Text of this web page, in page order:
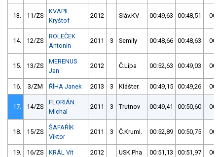
13. 11/ZS
KVAPIL
Kryštof
2012 Sláv.KV 00:49,63 00:48,51
14. 12/ZS
ROLEČEK
Antonín
2011 3 Semily 00:48,66 00:48,63
15. 13/ZS
MERENUS
Jan
2012 Č.Lípa 00:52,63 00:49,03
16. 3/ZM ŘÍHA Janek 2013 3 Klášter. 00:49,15 00:49,26
17. 14/ZS
FLORIÁN
Michal
2011 3 Trutnov 00:49,41 00:50,60
18. 15/ZS
ŠAFAŘÍK
Viktor
2011 3 Č.Kruml. 00:52,89 00:50,75
19. 16/ZS KRÁL Vít 2012 USK Pha 00:51,13 00:51,97